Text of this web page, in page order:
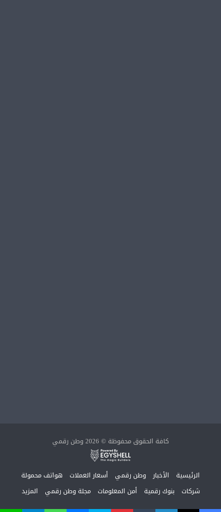
كافة الحقوق محفوظة © 2026 وطن رقمي
الرئيسية الأخبار وطن رقمي أسعار العملات هواتف محمولة
شركات بنوك رقمية أمن المعلومات مجلة وطن رقمي المزيد